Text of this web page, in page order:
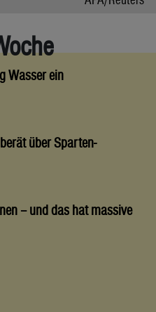
Wasser ein
über Sparten-
– und das hat massive